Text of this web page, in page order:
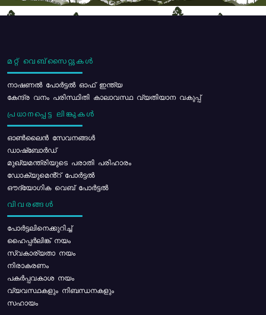
മറ്റ് വെബ്സൈറ്റുകൾ
നാഷണൽ പോർട്ടൽ ഓഫ് ഇന്ത്യ
കേന്ദ്ര വനം പരിസ്ഥിതി കാലാവസ്ഥ വ്യതിയാന വകുപ്പ്
പ്രധാനപ്പെട്ട ലിങ്കുകൾ
ഓൺലൈൻ സേവനങ്ങൾ
ഡാഷ്ബോർഡ്
മുഖ്യമന്ത്രിയുടെ പരാതി പരിഹാരം
ഡോക്യുമെൻ്റ് പോർട്ടൽ
ഔദ്യോഗിക വെബ് പോർട്ടൽ
വിവരങ്ങൾ
പോര്‍ട്ടലിനെക്കുറിച്ച്
ഹൈപ്പർലിങ്ക് നയം
സ്വകാര്യതാ നയം
നിരാകരണം
പകർപ്പവകാശ നയം
വ്യവസ്ഥകളും നിബന്ധനകളും
സഹായം